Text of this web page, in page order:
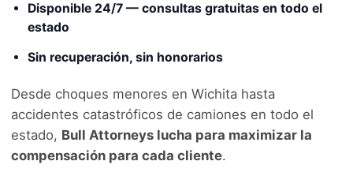
Disponible 24/7 — consultas gratuitas en todo el
estado
Sin recuperación, sin honorarios
Desde choques menores en Wichita hasta
accidentes catastróficos de camiones en todo el
estado, Bull Attorneys lucha para maximizar la
compensación para cada cliente.